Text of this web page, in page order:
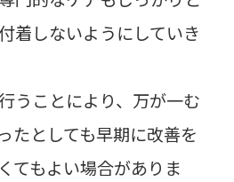
着しないようにしていき
うことにより、万が一む
たとしても早期に改善を
てもよい場合がありま